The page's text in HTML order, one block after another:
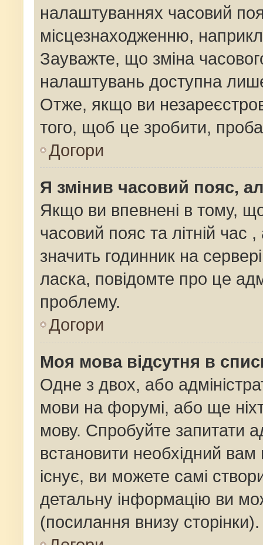
налаштуваннях часовий
місцезнаходженню,
Зауважте, що зміна
налаштувань доступна
Отже, якщо ви
того, щоб це зробити,
Догори
Я змінив часовий пояс,
Якщо ви впевнені в тому,
часовий пояс та літній час
значить годинник на
ласка, повідомте про це
проблему.
Догори
Моя мова відсутня в
Одне з двох, або
мови на форумі, або ще
мову. Спробуйте запитати
встановити необхідний
існує, ви можете самі
детальну інформацію ви
(посилання внизу сторінки).